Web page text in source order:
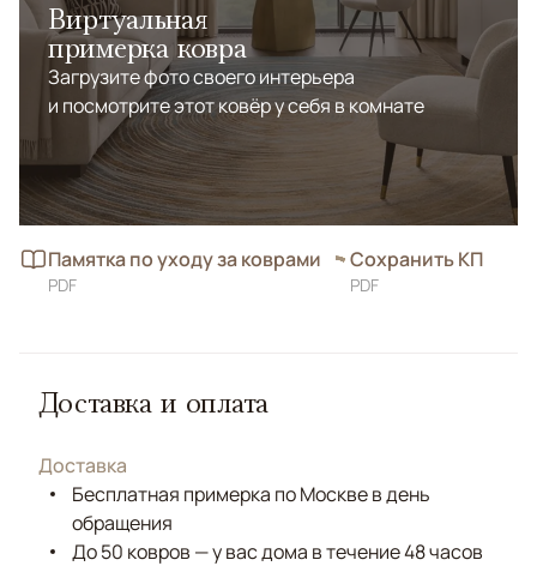
Виртуальная
примерка ковра
Загрузите фото своего интерьера
и посмотрите этот ковёр у себя в комнате
Памятка по уходу за коврами
PDF
Сохранить КП
PDF
Доставка и оплата
Доставка
Бесплатная примерка по Москве в день
обращения
До 50 ковров — у вас дома в течение 48 часов